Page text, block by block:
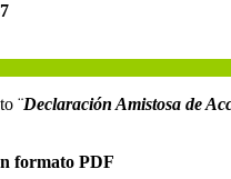
¨Declaración Amistosa de
formato PDF